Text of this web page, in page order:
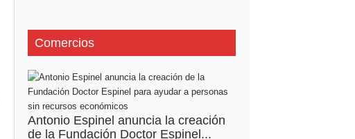
Comercios
Antonio Espinel anuncia la creación
de la Fundación Doctor Espinel...